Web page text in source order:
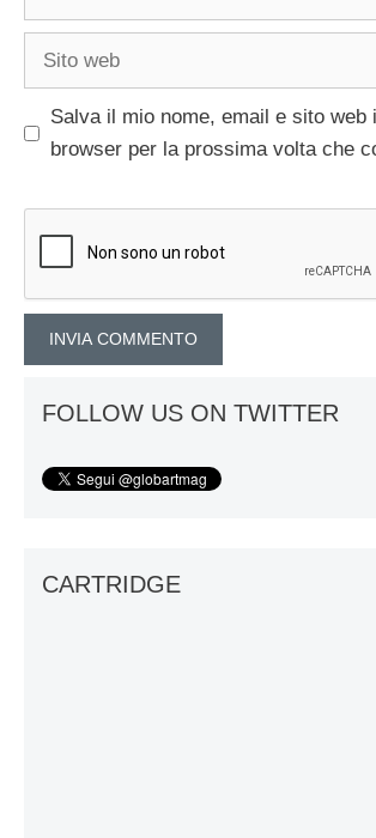
Sito
Salva il mio nome, email e sito web
browser per la prossima volta che
FOLLOW US ON TWITTER
CARTRIDGE